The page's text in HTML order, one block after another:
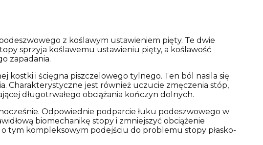
z koślawym ustawieniem pięty. Te dwie
sprzyja koślawemu ustawieniu pięty, a koślawość
zapadania.
kostki i ścięgna piszczelowego tylnego. Ten ból nasila się
Charakterystyczne jest również uczucie zmęczenia stóp,
długotrwałego obciążania kończyn dolnych.
Odpowiednie podparcie łuku podeszwowego w
biomechanikę stopy i zmniejszyć obciążenie
tym kompleksowym podejściu do problemu stopy płasko-